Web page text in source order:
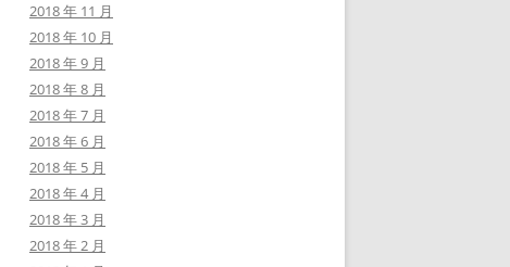
2018 年 11 月
2018 年 10 月
2018 年 9 月
2018 年 8 月
2018 年 7 月
2018 年 6 月
2018 年 5 月
2018 年 4 月
2018 年 3 月
2018 年 2 月